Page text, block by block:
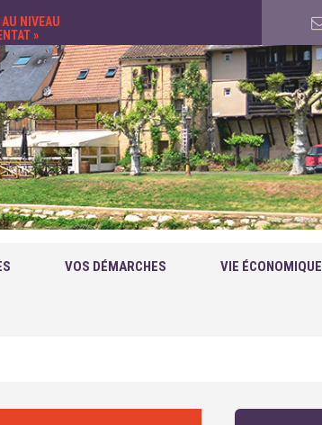
NIVEAU
»
VOS DÉMARCHES VIE ÉCONOMIQUE